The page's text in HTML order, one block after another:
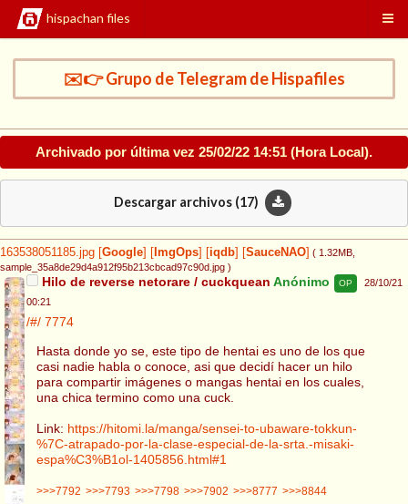
hispachan files
✉️👉 Grupo de Telegram de Hispafiles
Archivado por última vez 25/02/22 14:51 (Hora Local).
Descargar archivos (17)
163538051185.jpg Google ImgOps iqdb SauceNAO ( 1.32MB
sample_35a8de29d4a912f95b213cbcad97c90d.jpg )
Hilo de reverse netorare / cuckquean Anónimo OP
28/10/21
00:21
/#/ 7774
Hasta donde yo se, este tipo de hentai es uno de los que
casi nadie habla o conoce, asi que decidí hacer un hilo
para compartir imágenes o mangas hentai en los cuales,
una chica termino como una cuck.
Link: https://hitomi.la/manga/sensei-to-ubaware-tokkun-
%7C-atrapado-por-la-clase-especial-de-la-srta.-misaki-
espa%C3%B1ol-1405856.html#1
>>>7792 >>>7793 >>>7798 >>>7902 >>>8777 >>>8844